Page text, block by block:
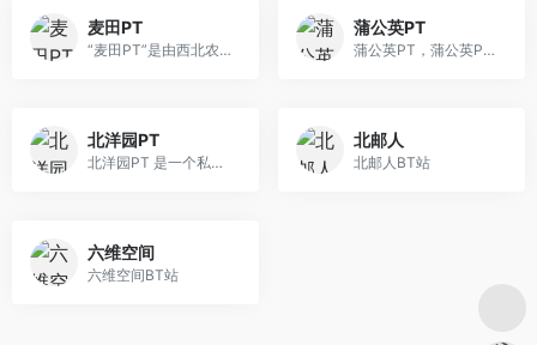
麦田PT
“麦田PT”是由西北农林科技大学网络与教育技术中心主办，西农学生自主创建与管理的Private BT资源下载分享平台
蒲公英PT
蒲公英PT，蒲公英PT是非盈利公益性资源共享网站，由来自多所高校的同学组成的志愿者团队维护
北洋园PT
北洋园PT 是一个私有化并且分享高品质资源的圈子，网站资源以电影，剧集，游戏，动漫，软件为主，资源更新及时迅速，欢迎广大师生使用
北邮人
北邮人BT站
六维空间
六维空间BT站